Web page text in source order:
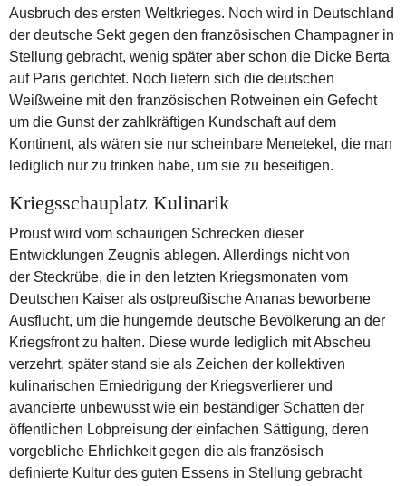
Ausbruch des ersten Weltkrieges. Noch wird in Deutschland
der deutsche Sekt gegen den französischen Champagner in
Stellung gebracht, wenig später aber schon die Dicke Berta
auf Paris gerichtet. Noch liefern sich die deutschen
Weißweine mit den französischen Rotweinen ein Gefecht
um die Gunst der zahlkräftigen Kundschaft auf dem
Kontinent, als wären sie nur scheinbare Menetekel, die man
lediglich nur zu trinken habe, um sie zu beseitigen.
Kriegsschauplatz Kulinarik
Proust wird vom schaurigen Schrecken dieser
Entwicklungen Zeugnis ablegen. Allerdings nicht von
der Steckrübe, die in den letzten Kriegsmonaten vom
Deutschen Kaiser als ostpreußische Ananas beworbene
Ausflucht, um die hungernde deutsche Bevölkerung an der
Kriegsfront zu halten. Diese wurde lediglich mit Abscheu
verzehrt, später stand sie als Zeichen der kollektiven
kulinarischen Erniedrigung der Kriegsverlierer und
avancierte unbewusst wie ein beständiger Schatten der
öffentlichen Lobpreisung der einfachen Sättigung, deren
vorgebliche Ehrlichkeit gegen die als französisch
definierte Kultur des guten Essens in Stellung gebracht